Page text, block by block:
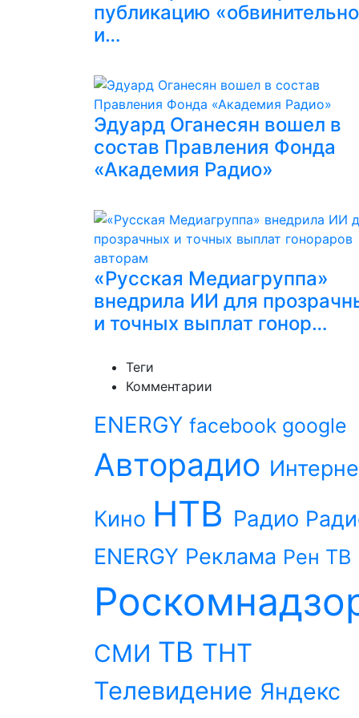
публикацию
и…
Эдуард Оганесян вошел в
состав Правления Фонда
«Академия Радио»
«Русская Медиагруппа»
внедрила ИИ для
и точных выплат гонор…
Теги
Комментарии
ENERGY facebook google
Авторадио
Кино НТВ Радио
ENERGY Реклама Рен ТВ
СМИ ТВ ТНТ
Телевидение Яндекс